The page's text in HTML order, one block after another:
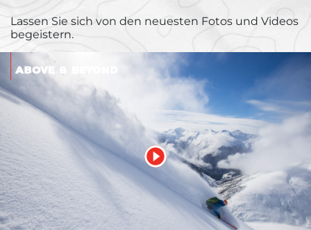
Lassen Sie sich von den neuesten Fotos und Videos
begeistern.
Above & Beyond